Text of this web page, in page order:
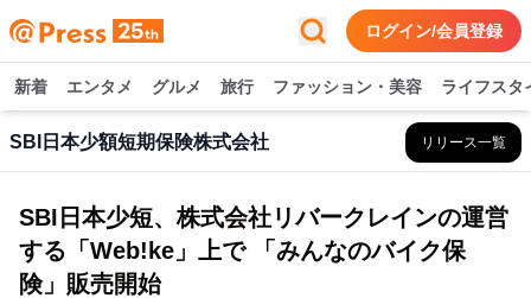
ログイン/会員登録
新着 エンタメ グルメ 旅行 ファッション・美容 ライフスタ
SBI日本少額短期保険株式会社 リリース一覧
SBI日本少短、株式会社リバークレインの運営
する「Web!ke」上で 「みんなのバイク保
険」販売開始